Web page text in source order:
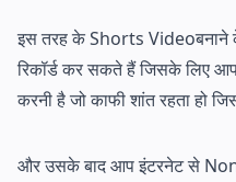
इस तरह के Shorts Videoबनाने
रिकॉर्ड कर सकते हैं जिसके लिए
करनी है जो काफी शांत रहता हो
और उसके बाद आप इंटरनेट से